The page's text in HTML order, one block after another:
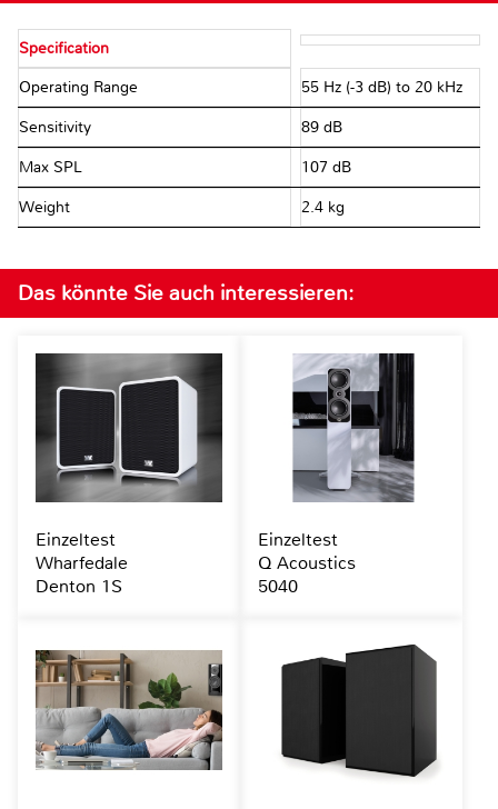
Specification
Operating Range 55 Hz (-3 dB) to 20 kHz
Sensitivity 89 dB
Max SPL 107 dB
Weight 2.4 kg
Das könnte Sie auch interessieren:
Einzeltest
Wharfedale
Denton 1S
Einzeltest
Q Acoustics
5040